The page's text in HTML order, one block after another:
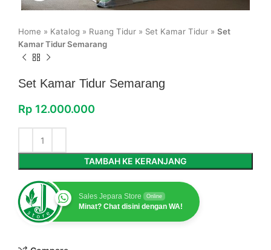
Home » Katalog » Ruang Tidur » Set Kamar Tidur » Set
Kamar Tidur Semarang
Set Kamar Tidur Semarang
Rp 12.000.000
TAMBAH KE KERANJANG
Sales Jepara Store Online
Minat? Chat disini dengan WA!